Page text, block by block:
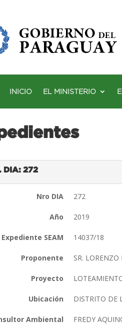
INICIO EL MINISTERIO
DIA: 272
Nro DIA 272
Año 2019
Expediente SEAM 14037/18
Proponente SR.
Proyecto
Ubicación DISTRITO DE
Ambiental FREDY